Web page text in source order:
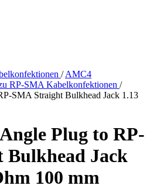
/ AMC4
RP-SMA Kabelkonfektionen /
SMA Straight Bulkhead Jack 1.13
Plug to RP-
Bulkhead Jack
100 mm